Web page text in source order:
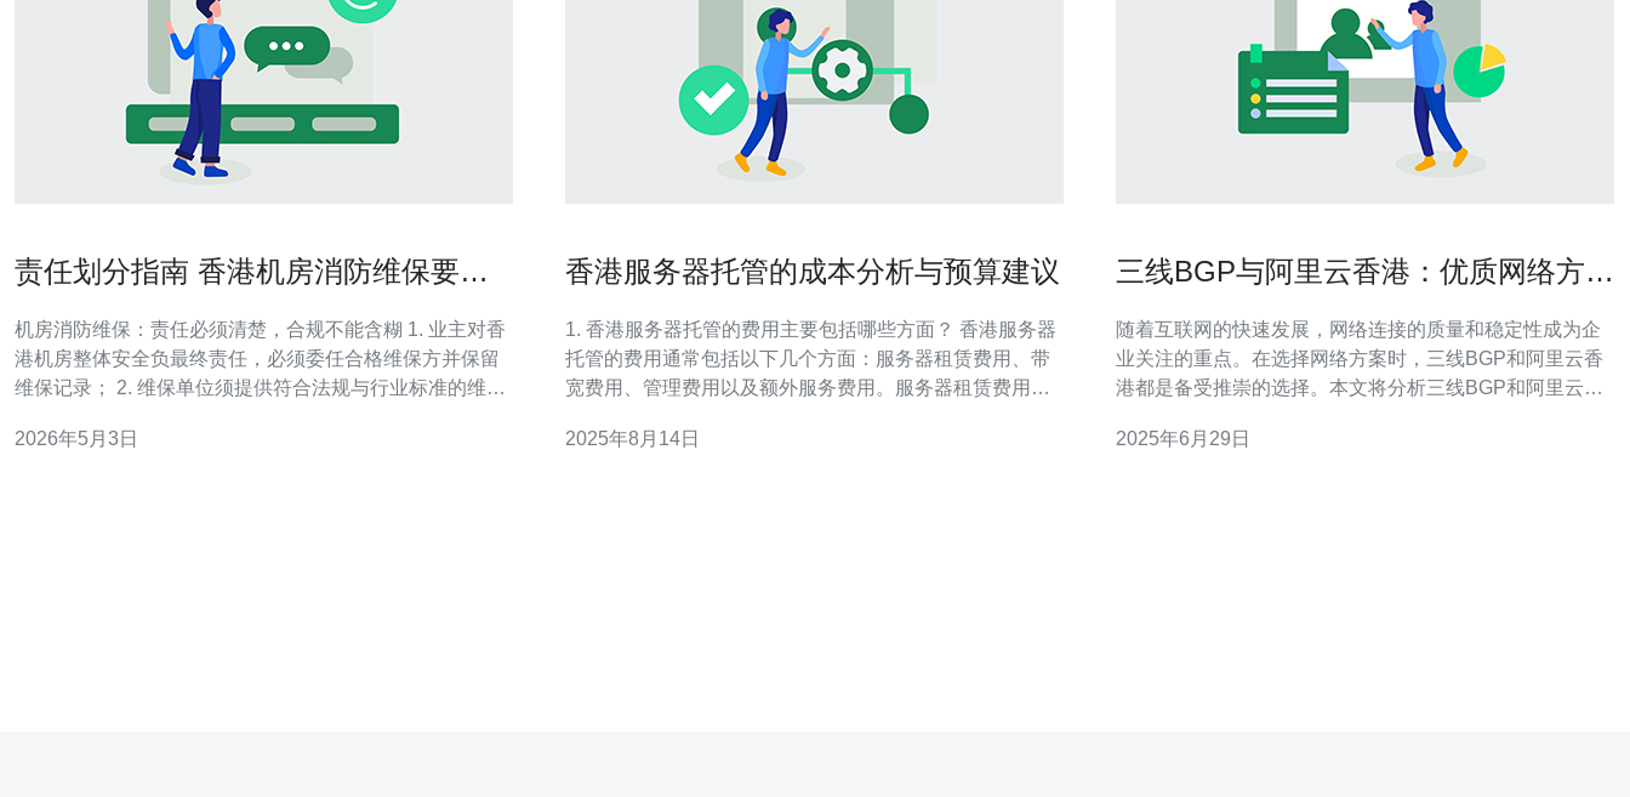
责任划分指南 香港机房消防维保要求
机房消防维保：责任必须清楚，合规不能含糊 1. 业主对香
港机房整体安全负最终责任，必须委任合格维保方并保留
维保记录； 2. 维保单位须提供符合法规与行业标准的维保
范本，包含响应时限、测试频率、备件与责任上限，能最
2026年5月3日
香港服务器托管的成本分析与预算建议
1. 香港服务器托管的费用主要包括哪些方面？ 香港服务器
托管的费用通常包括以下几个方面：服务器租赁费用、带
宽费用、管理费用以及额外服务费用。服务器租赁费用根
量使用量和带宽的大小有关；管理费用包括运维人员的工
2025年8月14日
三线BGP与阿里云香港：优质网络方案
随着互联网的快速发展，网络连接的质量和稳定性成为企
业关注的重点。在选择网络方案时，三线BGP和阿里云香
港都是备受推崇的选择。本文将分析三线BGP和阿里云香
BGP是指采用三条独立的出口线路，分别连接三个不同的
2025年6月29日